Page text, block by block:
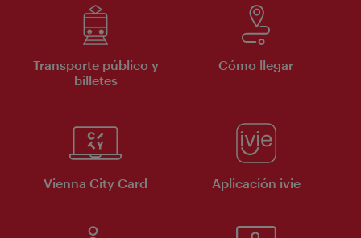
Transporte público y
billetes
Cómo llegar
Vienna City Card Aplicación ivie